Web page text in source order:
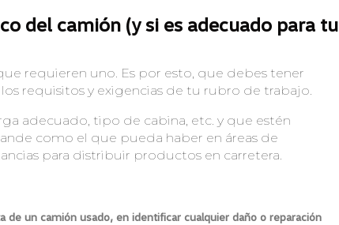
del camión (y si es adecuado para tu
requieren uno. Es por esto, que debes tener
requisitos y exigencias de tu rubro de trabajo.
adecuado, tipo de cabina, etc. y que estén
como el que pueda haber en áreas de
para distribuir productos en carretera.
un camión usado, en identificar cualquier daño o reparación